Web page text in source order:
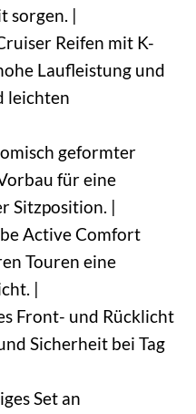
sorgen. |
Reifen mit K-
Laufleistung und
leichten
geformter
für eine
Sitzposition. |
Active Comfort
Touren eine
|
Front- und Rücklicht
Sicherheit bei Tag
Set an